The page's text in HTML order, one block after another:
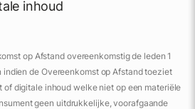
inhoud
op Afstand overeenkomstig de leden 1
de Overeenkomst op Afstand toeziet
of digitale inhoud welke niet op een materiële
geen uitdrukkelijke, voorafgaande